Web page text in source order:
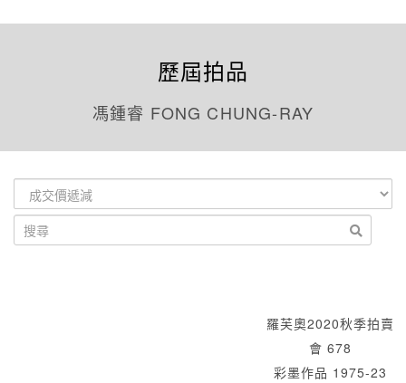
歷屆拍品
馮鍾睿 FONG CHUNG-RAY
羅芙奧2020秋季拍賣
會 678
彩墨作品 1975-23